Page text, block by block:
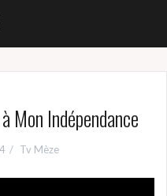
Mon Indépendance
Tv Mèze